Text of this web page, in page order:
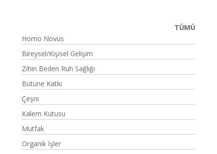
TÜMÜ
Homo Novus
Bireysel/Kişisel Gelişim
Zihin Beden Ruh Sağlığı
Bütüne Katkı
Çeşni
Kalem Kutusu
Mutfak
Organik İşler